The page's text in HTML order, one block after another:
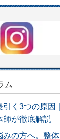
ム
引く3つの原因
師が徹底解説
の方へ。整